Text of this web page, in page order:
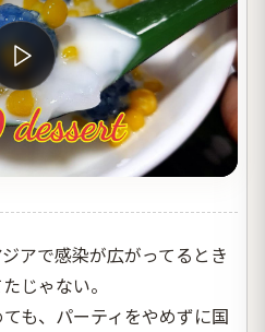
アで感染が広がってるとき
じゃない。
も、パーティをやめずに国